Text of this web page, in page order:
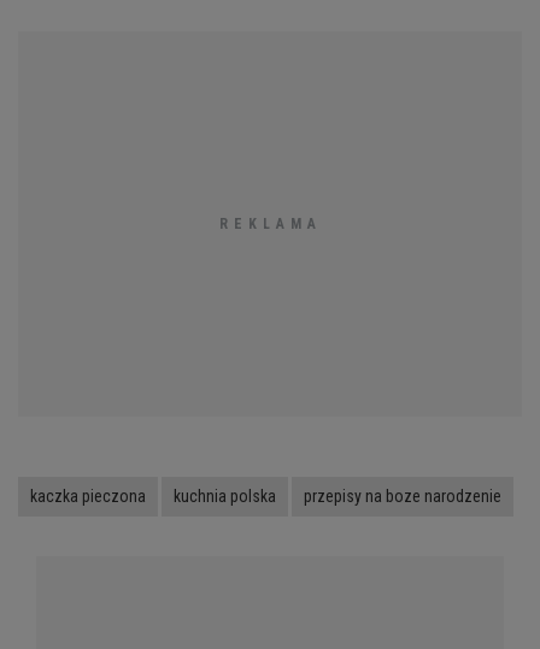
kaczka pieczona kuchnia polska przepisy na boze narodzenie